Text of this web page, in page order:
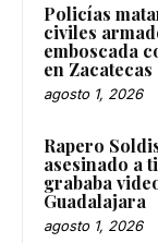
Policías
civiles
emboscada
en Zacatecas
agosto 1, 2026
Rapero
asesinado a
grababa
Guadalajara
agosto 1, 2026